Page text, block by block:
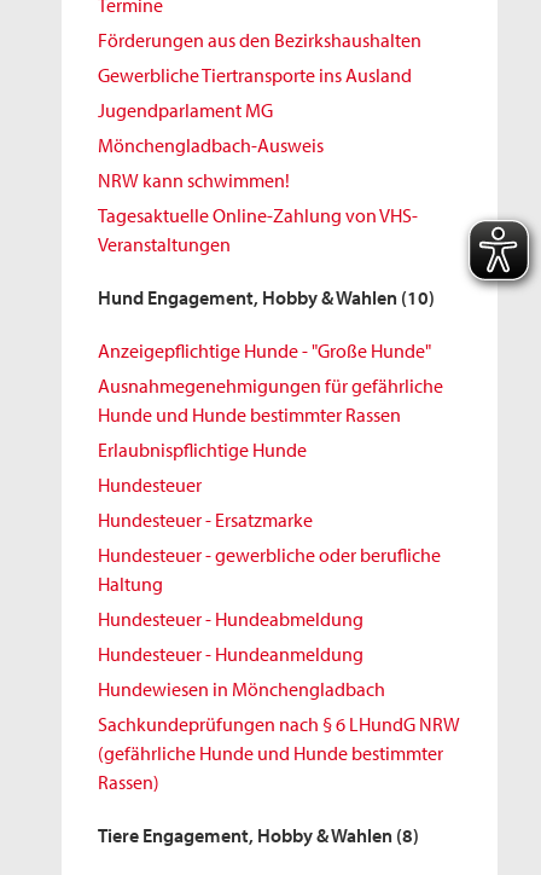
Termine
Förderungen aus den Bezirkshaushalten
Gewerbliche Tiertransporte ins Ausland
Jugendparlament MG
Mönchengladbach-Ausweis
NRW kann schwimmen!
Tagesaktuelle Online-Zahlung von VHS-
Veranstaltungen
Hund Engagement, Hobby & Wahlen (10)
Anzeigepflichtige Hunde - "Große Hunde"
Ausnahmegenehmigungen für gefährliche
Hunde und Hunde bestimmter Rassen
Erlaubnispflichtige Hunde
Hundesteuer
Hundesteuer - Ersatzmarke
Hundesteuer - gewerbliche oder berufliche
Haltung
Hundesteuer - Hundeabmeldung
Hundesteuer - Hundeanmeldung
Hundewiesen in Mönchengladbach
Sachkundeprüfungen nach § 6 LHundG NRW
(gefährliche Hunde und Hunde bestimmter
Rassen)
Tiere Engagement, Hobby & Wahlen (8)